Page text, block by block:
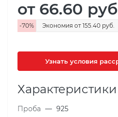
от 66.60
-70% Экономия от 155.40 руб.
Узнать условия
Характеристики
Проба — 925